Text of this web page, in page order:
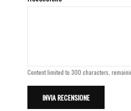
Content limited to 300 characters,